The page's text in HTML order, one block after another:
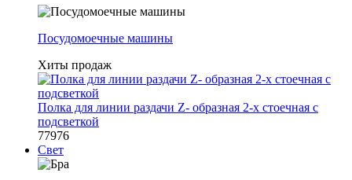
Посудомоечные машины
Хиты продаж
Полка для линии раздачи Z- образная 2-х стоечная с
подсветкой
77976
Свет